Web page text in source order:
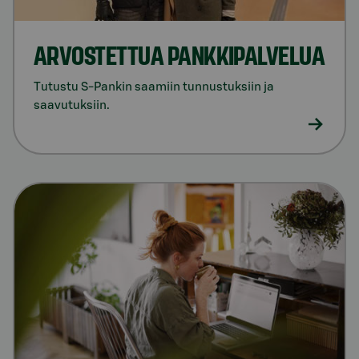
ARVOSTETTUA PANKKIPALVELUA
Tutustu S-Pankin saamiin tunnustuksiin ja
saavutuksiin.